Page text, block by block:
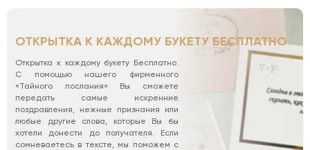
ОТКРЫТКА К КАЖДОМУ БУКЕТУ БЕСПЛАТНО
Открытка к каждому букету Бесплатно.
С помощью нашего фирменного
«Тайного послания» Вы сможете
передать самые искренние
поздравления, нежные признания или
любые другие слова, которые Вы бы
хотели донести до получателя. Если
сомневаетесь в тексте, мы поможем с